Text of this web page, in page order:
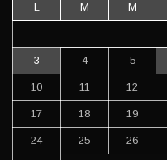
L M M
3 4 5
10 11 12
17 18 19
24 25 26